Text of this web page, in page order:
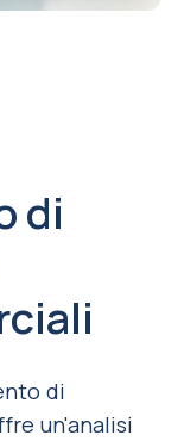
di
di
un'analisi